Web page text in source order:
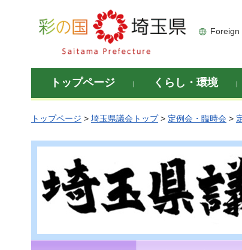
彩の国 埼玉県
Foreign
トップページ くらし・環境
トップページ > 埼玉県議会トップ> 定例会・臨時会 >